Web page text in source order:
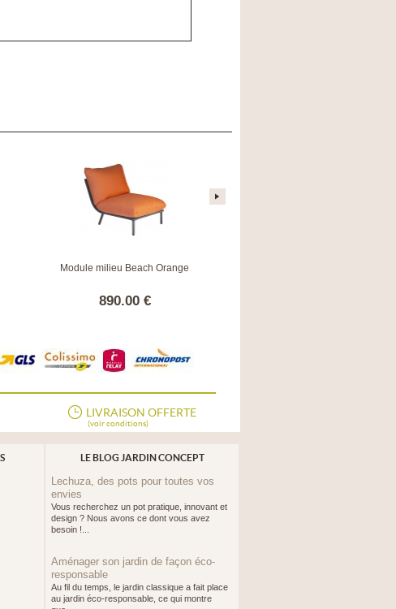
Module milieu Beach Orange
890.00 €
LIVRAISON OFFERTE
(voir conditions)
LE BLOG JARDIN CONCEPT
Lechuza, des pots pour toutes vos
envies
Vous recherchez un pot pratique, innovant et
design ? Nous avons ce dont vous avez
besoin !...
Aménager son jardin de façon éco-
responsable
Au fil du temps, le jardin classique a fait place
au jardin éco-responsable, ce qui montre